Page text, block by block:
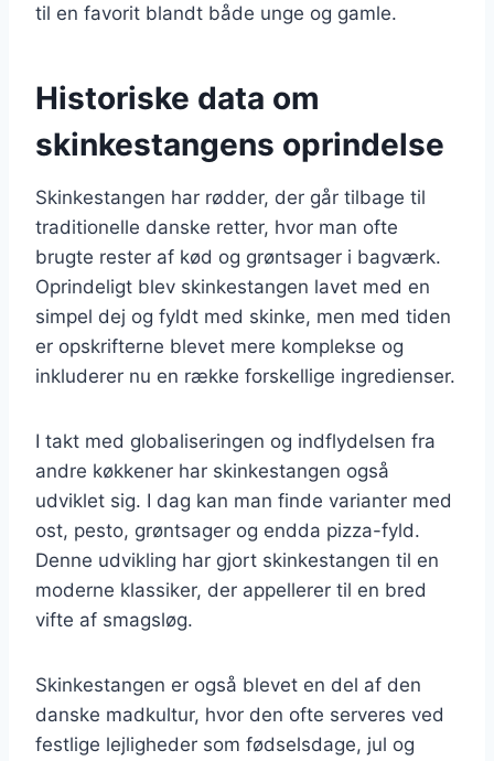
til en favorit blandt både unge og gamle.
Historiske data om
skinkestangens oprindelse
Skinkestangen har rødder, der går tilbage til
traditionelle danske retter, hvor man ofte
brugte rester af kød og grøntsager i bagværk.
Oprindeligt blev skinkestangen lavet med en
simpel dej og fyldt med skinke, men med tiden
er opskrifterne blevet mere komplekse og
inkluderer nu en række forskellige ingredienser.
I takt med globaliseringen og indflydelsen fra
andre køkkener har skinkestangen også
udviklet sig. I dag kan man finde varianter med
ost, pesto, grøntsager og endda pizza-fyld.
Denne udvikling har gjort skinkestangen til en
moderne klassiker, der appellerer til en bred
vifte af smagsløg.
Skinkestangen er også blevet en del af den
danske madkultur, hvor den ofte serveres ved
festlige lejligheder som fødselsdage, jul og